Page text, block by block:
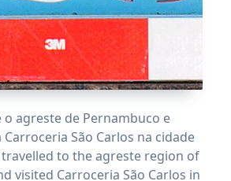
o agreste de Pernambuco e
São Carlos na cidade
travelled to the agreste region of
visited Carroceria São Carlos in